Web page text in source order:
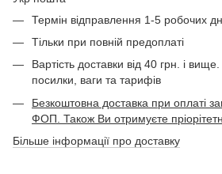
Термін відправлення 1-5 робочих
Тільки при повній предоплаті
Вартість доставки від 40 грн. і
посилки, ваги та тарифів
Безкоштовна доставка при оплаті
ФОП. Також Ви отримуєте
Більше інформації про доставку